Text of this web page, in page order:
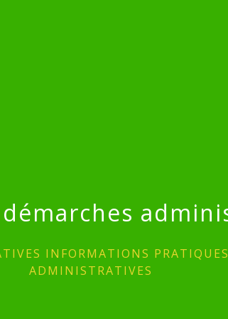
INFORMATIONS PRATIQUES
ADMINISTRATIVES